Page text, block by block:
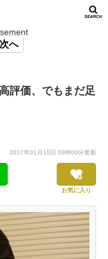
次へ
評価、でもまだ足
2017年01月10日 09時00分更新
お気に入り